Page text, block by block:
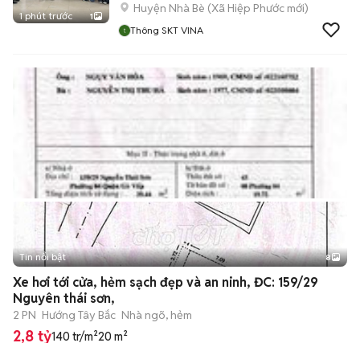
1 phút trước 1
Huyện Nhà Bè (Xã Hiệp Phước mới)
Thông SKT VINA
+2
Tin nổi bật 8
Xe hơi tới cửa, hẻm sạch đẹp và an ninh, ĐC: 159/29
Nguyên thái sơn,
2 PN Hướng Tây Bắc Nhà ngõ, hẻm
2,8 tỷ140 tr/m²20 m²